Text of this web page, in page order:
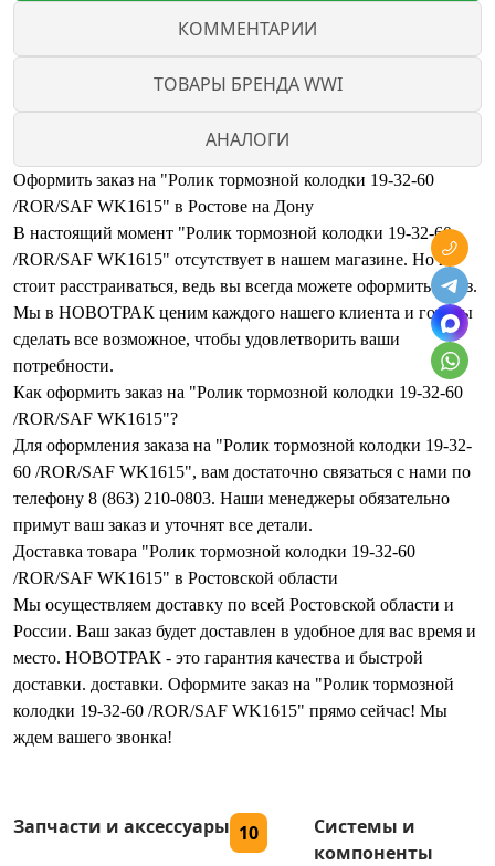
КОММЕНТАРИИ
ТОВАРЫ БРЕНДА WWI
АНАЛОГИ
Оформить заказ на "Ролик тормозной колодки 19-32-60
/ROR/SAF WK1615" в Ростове на Дону
В настоящий момент "Ролик тормозной колодки 19-32-60
/ROR/SAF WK1615" отсутствует в нашем магазине. Но не
стоит расстраиваться, ведь вы всегда можете оформить заказ.
Мы в НОВОТРАК ценим каждого нашего клиента и готовы
сделать все возможное, чтобы удовлетворить ваши
потребности.
Как оформить заказ на "Ролик тормозной колодки 19-32-60
/ROR/SAF WK1615"?
Для оформления заказа на "Ролик тормозной колодки 19-32-
60 /ROR/SAF WK1615", вам достаточно связаться с нами по
телефону 8 (863) 210-0803. Наши менеджеры обязательно
примут ваш заказ и уточнят все детали.
Доставка товара "Ролик тормозной колодки 19-32-60
/ROR/SAF WK1615" в Ростовской области
Мы осуществляем доставку по всей Ростовской области и
России. Ваш заказ будет доставлен в удобное для вас время и
место. НОВОТРАК - это гарантия качества и быстрой
доставки. доставки. Оформите заказ на "Ролик тормозной
колодки 19-32-60 /ROR/SAF WK1615" прямо сейчас! Мы
ждем вашего звонка!
Запчасти и аксессуары 10
Системы и
компоненты